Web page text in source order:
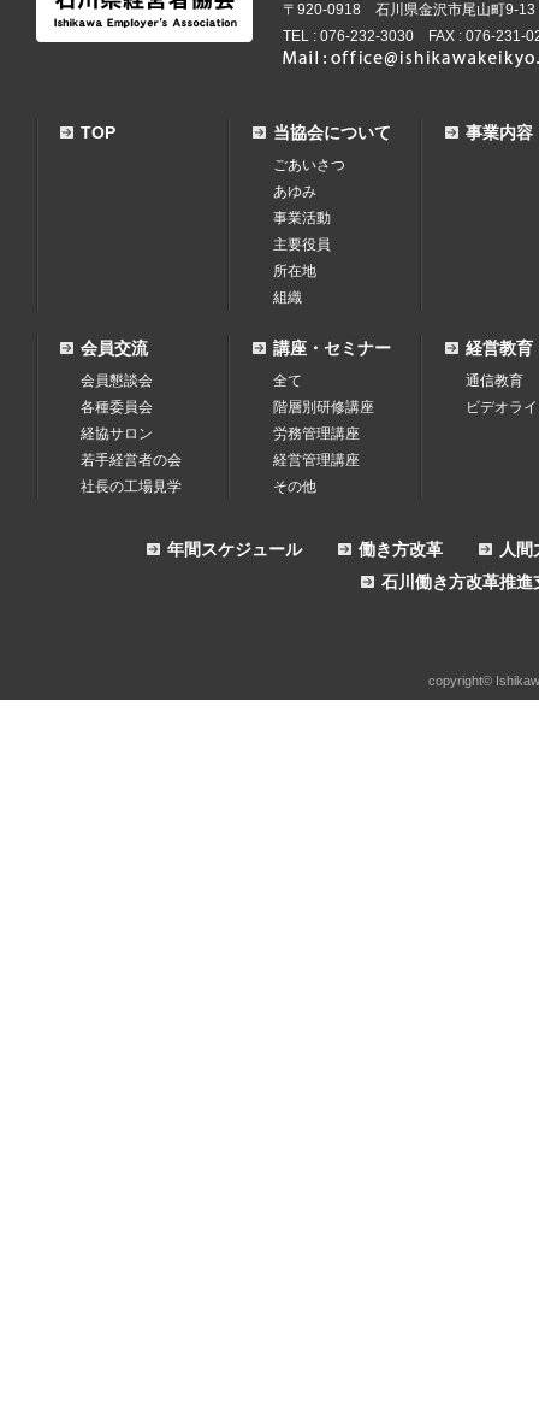
〒920-0918 石川県金沢市尾山町9-13
TEL : 076-232-3030 FAX : 076-231-
TOP 当協会について
ごあいさつ
あゆみ
事業活動
主要役員
所在地
組織
事業内容
会員交流
会員懇談会
各種委員会
経協サロン
若手経営者の会
社長の工場見学
講座・セミナー
全て
階層別研修講座
労務管理講座
経営管理講座
その他
経営教育
通信教育
ビデオラ
人
働き方改革
年間スケジュール
石川働き方改革推進
copyright©